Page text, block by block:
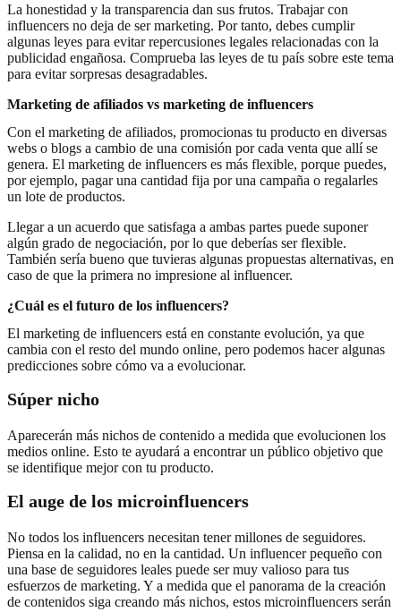
La honestidad y la transparencia dan sus frutos. Trabajar con
influencers no deja de ser marketing. Por tanto, debes cumplir
algunas leyes para evitar repercusiones legales relacionadas con la
publicidad engañosa. Comprueba las leyes de tu país sobre este tema
para evitar sorpresas desagradables.
Marketing de afiliados vs marketing de influencers
Con el marketing de afiliados, promocionas tu producto en diversas
webs o blogs a cambio de una comisión por cada venta que allí se
genera. El marketing de influencers es más flexible, porque puedes,
por ejemplo, pagar una cantidad fija por una campaña o regalarles
un lote de productos.
Llegar a un acuerdo que satisfaga a ambas partes puede suponer
algún grado de negociación, por lo que deberías ser flexible.
También sería bueno que tuvieras algunas propuestas alternativas, en
caso de que la primera no impresione al influencer.
¿Cuál es el futuro de los influencers?
El marketing de influencers está en constante evolución, ya que
cambia con el resto del mundo online, pero podemos hacer algunas
predicciones sobre cómo va a evolucionar.
Súper nicho
Aparecerán más nichos de contenido a medida que evolucionen los
medios online. Esto te ayudará a encontrar un público objetivo que
se identifique mejor con tu producto.
El auge de los microinfluencers
No todos los influencers necesitan tener millones de seguidores.
Piensa en la calidad, no en la cantidad. Un influencer pequeño con
una base de seguidores leales puede ser muy valioso para tus
esfuerzos de marketing. Y a medida que el panorama de la creación
de contenidos siga creando más nichos, estos microinfluencers serán